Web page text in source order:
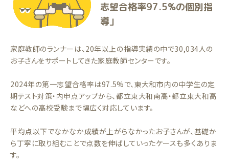
志望合格率97.5%の個別指
導」
家庭教師のランナーは、20年以上の指導実績の中で30,034人の
お子さんをサポートしてきた家庭教師センターです。
2024年の第一志望合格率は97.5%で、東大和市内の中学生の定
期テスト対策・内申点アップから、都立東大和南高・都立東大和高
などへの高校受験まで幅広く対応しています。
平均点以下でなかなか成績が上がらなかったお子さんが、基礎か
ら丁寧に取り組むことで点数を伸ばしていったケースも多くありま
す。